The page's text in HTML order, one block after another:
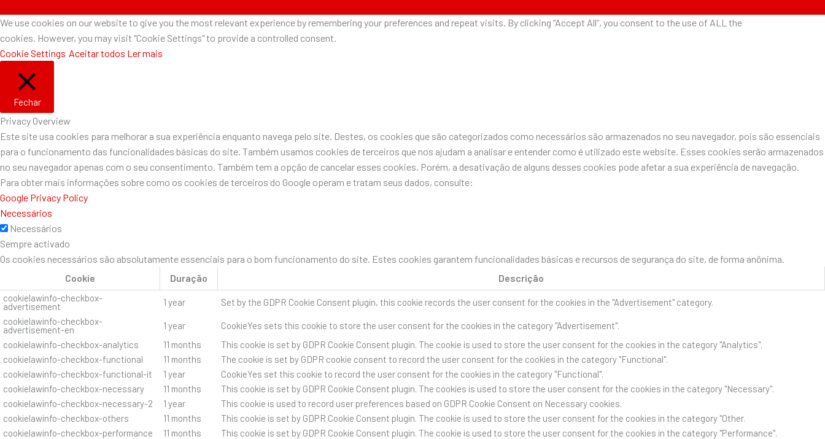
We use cookies on our website to give you the most relevant experience by remembering your preferences and repeat visits. By clicking “Accept All”, you consent to the use of ALL the
cookies. However, you may visit "Cookie Settings" to provide a controlled consent.
Cookie Settings Aceitar todos Ler mais
Fechar
Privacy Overview
Este site usa cookies para melhorar a sua experiência enquanto navega pelo site. Destes, os cookies que são categorizados como necessários são armazenados no seu navegador, pois são essenciais
para o funcionamento das funcionalidades básicas do site. Também usamos cookies de terceiros que nos ajudam a analisar e entender como é utilizado este website. Esses cookies serão armazenados
no seu navegador apenas com o seu consentimento. Também tem a opção de cancelar esses cookies. Porém, a desativação de alguns desses cookies pode afetar a sua experiência de navegação.
Para obter mais informações sobre como os cookies de terceiros do Google operam e tratam seus dados, consulte:
Google Privacy Policy
Necessários
Necessários
Sempre activado
Os cookies necessários são absolutamente essenciais para o bom funcionamento do site. Estes cookies garantem funcionalidades básicas e recursos de segurança do site, de forma anônima.
Cookie
Duração Descrição
cookielawinfo-checkbox-
advertisement 1 year
Set by the GDPR Cookie Consent plugin, this cookie records the user consent for the cookies in the "Advertisement" category.
cookielawinfo-checkbox-
advertisement-en 1 year
CookieYes sets this cookie to store the user consent for the cookies in the category "Advertisement".
cookielawinfo-checkbox-analytics
11 months
This cookie is set by GDPR Cookie Consent plugin. The cookie is used to store the user consent for the cookies in the category "Analytics".
cookielawinfo-checkbox-functional
11 months
The cookie is set by GDPR cookie consent to record the user consent for the cookies in the category "Functional".
cookielawinfo-checkbox-functional-it
1 year
CookieYes set this cookie to record the user consent for the cookies in the category "Functional".
cookielawinfo-checkbox-necessary
11 months
This cookie is set by GDPR Cookie Consent plugin. The cookies is used to store the user consent for the cookies in the category "Necessary".
cookielawinfo-checkbox-necessary-2
1 year
This cookie is used to record user preferences based on GDPR Cookie Consent on Necessary cookies.
cookielawinfo-checkbox-others
11 months
This cookie is set by GDPR Cookie Consent plugin. The cookie is used to store the user consent for the cookies in the category "Other.
cookielawinfo-checkbox-performance
11 months
This cookie is set by GDPR Cookie Consent plugin. The cookie is used to store the user consent for the cookies in the category "Performance".